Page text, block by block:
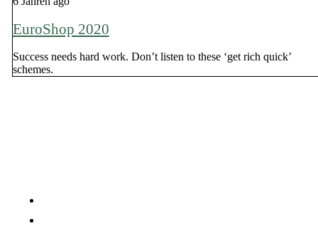
EuroShop 2020
Success needs hard work. Don’t listen to these ‘get rich quick’
schemes.